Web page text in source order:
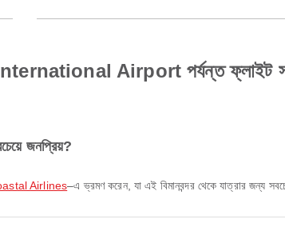
Airport পর্যন্ত ফ্লাইট
জনপ্রিয়?
Airlines–এ ভ্রমণ করেন, যা এই বিমানবন্দর থেকে যাত্রার জন্য